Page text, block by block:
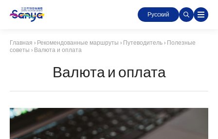
Русский
Главная › Рекомендованные маршруты › Путеводитель › Полезные
советы › Валюта и оплата
Валюта и оплата